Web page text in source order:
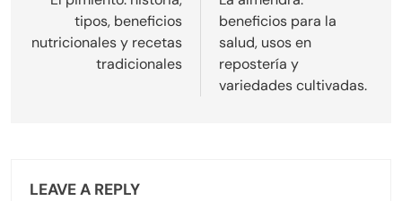
tipos, beneficios
nutricionales y recetas
tradicionales
beneficios para la
salud, usos en
repostería y
variedades cultivadas.
LEAVE A REPLY